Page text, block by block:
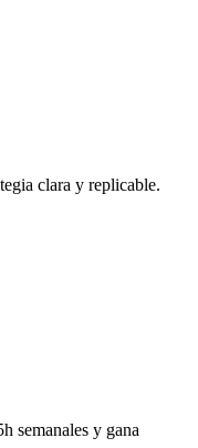
clara y replicable.
semanales y gana